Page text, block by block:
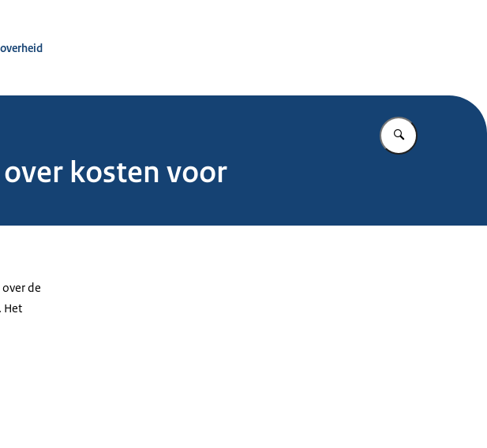
Vul in wat u
kosten voor
de
Het